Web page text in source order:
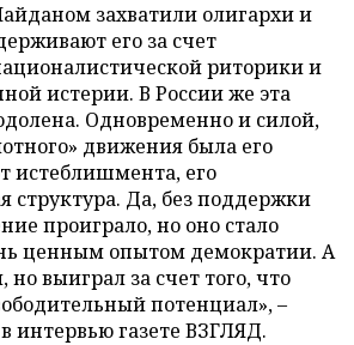
захватили олигархи и
его за счет
риторики и
истерии. В России же эта
Одновременно и силой,
» движения была его
истеблишмента, его
структура. Да, без поддержки
проиграло, но оно стало
ценным опытом демократии. А
выиграл за счет того, что
потенциал»,–
интервью газете ВЗГЛЯД.